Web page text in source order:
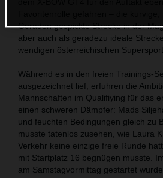
Geraden gespickte Strecke in der
aber auch als geradezu ideale
wendigen österreichischen
Während es in den freien Trainings-
ausgezeichnet lief, erfuhren die
Mannschaften im Qualifiying für das
einen schweren Dämpfer: Mads
und feuchten Bedingungen gleich zu
musste tatenlos zusehen, wie Laura
Verkehr keine einzige freie Runde
mit Startplatz 16 begnügen musste.
am Samstagvormittag gestartet